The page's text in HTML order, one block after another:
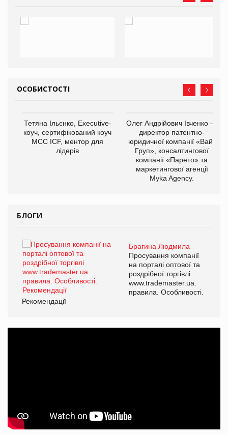
ОСОБИСТОСТІ
Тетяна Ільєнко, Executive-
коуч, сертифікований коуч
МСС ICF, ментор для
лідерів
Олег Андрійович Івченко —
директор патентно-
юридичної компанії «Вайз
Груп», консалтингової
компанії «Парето» та
маркетингової агенції
Myka Agency.
БЛОГИ
Брагина Людмила
Просування компанії
на порталі оптової та
роздрібної торгівлі
www.trademaster.ua.
правила. Особливості.
Рекомендації